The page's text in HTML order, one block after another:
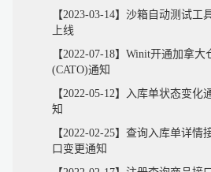
【2023-03-14】沙箱自动测试工
上线
【2022-07-18】Winit开通加拿大
(CATO)通知
【2022-05-12】入库单状态变化
知
【2022-02-25】查询入库单详情
口变更通知